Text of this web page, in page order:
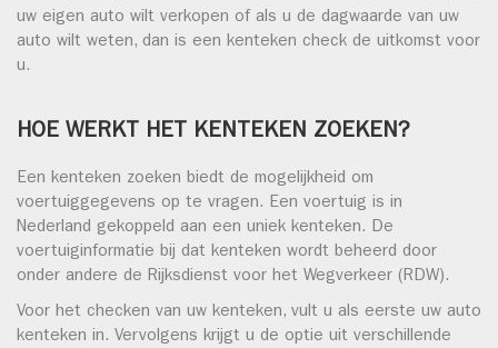
uw eigen auto wilt verkopen of als u de dagwaarde van uw
auto wilt weten, dan is een kenteken check de uitkomst voor
u.
HOE WERKT HET KENTEKEN ZOEKEN?
Een kenteken zoeken biedt de mogelijkheid om
voertuiggegevens op te vragen. Een voertuig is in
Nederland gekoppeld aan een uniek kenteken. De
voertuiginformatie bij dat kenteken wordt beheerd door
onder andere de Rijksdienst voor het Wegverkeer (RDW).
Voor het checken van uw kenteken, vult u als eerste uw auto
kenteken in. Vervolgens krijgt u de optie uit verschillende